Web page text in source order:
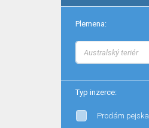
Plemena:
Australský teriér
Typ inzerce:
Prodám pejska